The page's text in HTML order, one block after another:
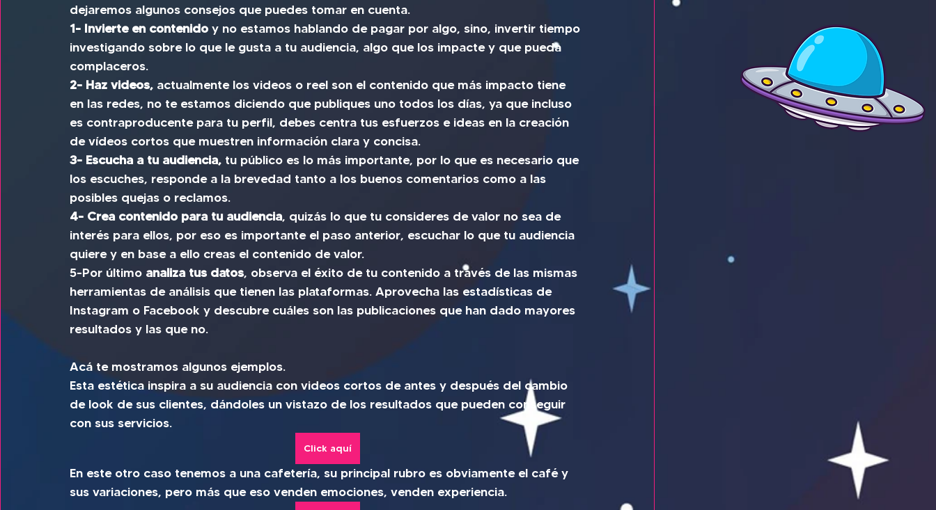
dejaremos algunos consejos que puedes tomar en cuenta.
1- Invierte en contenido y no estamos hablando de pagar por algo, sino, invertir tiempo
investigando sobre lo que le gusta a tu audiencia, algo que los impacte y que pueda
complaceros.
2- Haz videos, actualmente los videos o reel son el contenido que más impacto tiene
en las redes, no te estamos diciendo que publiques uno todos los días, ya que incluso
es contraproducente para tu perfil, debes centra tus esfuerzos e ideas en la creación
de vídeos cortos que muestren información clara y concisa.
3- Escucha a tu audiencia, tu público es lo más importante, por lo que es necesario que
los escuches, responde a la brevedad tanto a los buenos comentarios como a las
posibles quejas o reclamos.
4- Crea contenido para tu audiencia, quizás lo que tu consideres de valor no sea de
interés para ellos, por eso es importante el paso anterior, escuchar lo que tu audiencia
quiere y en base a ello creas el contenido de valor.
5-Por último analiza tus datos, observa el éxito de tu contenido a través de las mismas
herramientas de análisis que tienen las plataformas. Aprovecha las estadísticas de
Instagram o Facebook y descubre cuáles son las publicaciones que han dado mayores
resultados y las que no.
Acá te mostramos algunos ejemplos.
Esta estética inspira a su audiencia con videos cortos de antes y después del cambio
de look de sus clientes, dándoles un vistazo de los resultados que pueden conseguir
con sus servicios.
Click aquí
En este otro caso tenemos a una cafetería, su principal rubro es obviamente el café y
sus variaciones, pero más que eso venden emociones, venden experiencia.